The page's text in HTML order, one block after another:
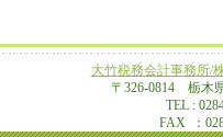
大竹税務会計事務所/
〒326-0814 栃木
TEL :
FAX ：